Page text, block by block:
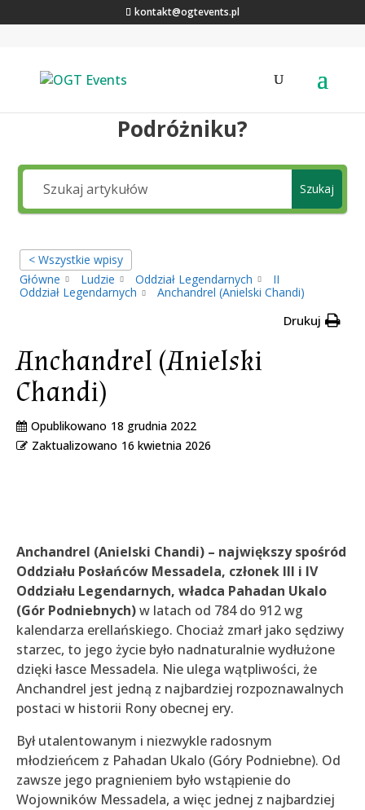
kontakt@ogtevents.pl
Podróżniku?
Szukaj
< Wszystkie wpisy
Główne
Ludzie Oddział Legendarnych
II
Oddział Legendarnych
Anchandrel (Anielski Chandi)
Drukuj
Anchandrel (Anielski
Chandi)
Opublikowano 18 grudnia 2022
Zaktualizowano 16 kwietnia 2026
Anchandrel (Anielski Chandi) – największy spośród
Oddziału Posłańców Messadela, członek III i IV
Oddziału Legendarnych, władca Pahadan Ukalo
(Gór Podniebnych)w latach od 784 do 912 wg
kalendarza erellańskiego. Chociaż zmarł jako sędziwy
starzec, to jego życie było nadnaturalnie wydłużone
dzięki łasce Messadela. Nie ulega wątpliwości, że
Anchandrel jest jedną z najbardziej rozpoznawalnych
postaci w historii Rony obecnej ery.
Był utalentowanym i niezwykle radosnym
młodzieńcem z Pahadan Ukalo (Góry Podniebne). Od
zawsze jego pragnieniem było wstąpienie do
Wojowników Messadela, a więc jednej z najbardziej